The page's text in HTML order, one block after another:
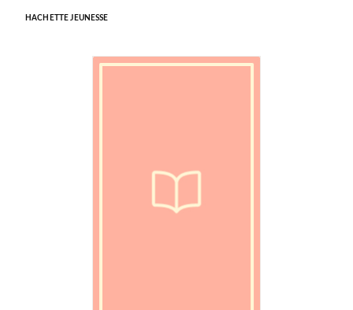
HACHETTE JEUNESSE